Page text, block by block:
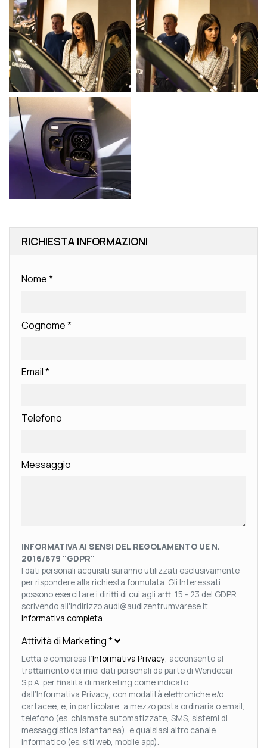
RICHIESTA INFORMAZIONI
Nome*
Cognome*
Email*
Telefono
Messaggio
INFORMATIVA AI SENSI DEL REGOLAMENTO UE N.
2016/679 "GDPR"
I dati personali acquisiti saranno utilizzati esclusivamente
per rispondere alla richiesta formulata. Gli Interessati
possono esercitare i diritti di cui agli artt. 15 - 23 del GDPR
scrivendo all'indirizzo audi@audizentrumvarese.it.
Informativa completa.
Attività di Marketing*
Letta e compresa l’Informativa Privacy, acconsento al
trattamento dei miei dati personali da parte di Wendecar
S.p.A. per finalità di marketing come indicato
dall’Informativa Privacy, con modalità elettroniche e/o
cartacee, e, in particolare, a mezzo posta ordinaria o email,
telefono (es. chiamate automatizzate, SMS, sistemi di
messaggistica istantanea), e qualsiasi altro canale
informatico (es. siti web, mobile app).